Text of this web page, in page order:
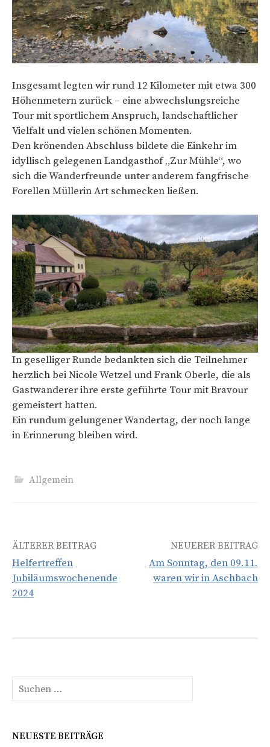
Insgesamt legten wir rund 12 Kilometer mit etwa 300
Höhenmetern zurück – eine abwechslungsreiche
Tour mit sportlichem Anspruch, landschaftlicher
Vielfalt und vielen schönen Momenten.
Den krönenden Abschluss bildete die Einkehr im
idyllisch gelegenen Landgasthof „Zur Mühle“, wo
sich die Wanderfreunde unter anderem fangfrische
Forellen Müllerin Art schmecken ließen.
In geselliger Runde bedankten sich die Teilnehmer
herzlich bei Nicole Wetzel und Frank Oberle, die als
Gastwanderer ihre erste geführte Tour mit Bravour
gemeistert hatten.
Ein rundum gelungener Wandertag, der noch lange
in Erinnerung bleiben wird.
Allgemein
Beitrags-
Navigation
ÄLTERER BEITRAG
Helfertreffen
Jubiläumswochenende
2024
NEUERER BEITRAG
Am Sonntag, den 09.11.
waren wir in Aschbach
Suchen
nach:
NEUESTE BEITRÄGE